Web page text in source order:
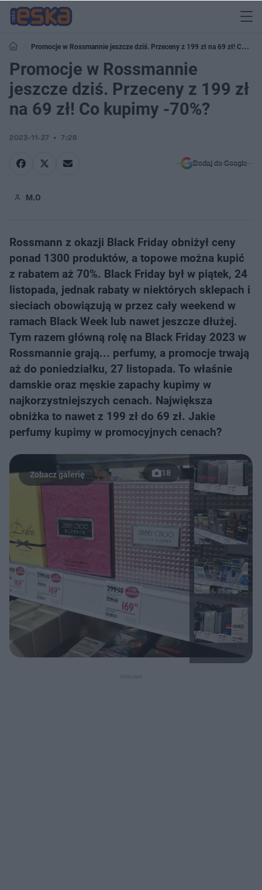
Promocje w Rossmannie jeszcze dziś. Przeceny z 199 zł na 69 zł! Co
kupimy -70%?
Promocje w Rossmannie
jeszcze dziś. Przeceny z 199 zł
na 69 zł! Co kupimy -70%?
2023-11-27 7:28
Dodaj do Google
M.O
Rossmann z okazji Black Friday obniżył ceny
ponad 1300 produktów, a topowe można kupić
z rabatem aż 70%. Black Friday był w piątek, 24
listopada, jednak rabaty w niektórych sklepach i
sieciach obowiązują w przez cały weekend w
ramach Black Week lub nawet jeszcze dłużej.
Tym razem główną rolę na Black Friday 2023 w
Rossmannie grają... perfumy, a promocje trwają
aż do poniedziałku, 27 listopada. To właśnie
damskie oraz męskie zapachy kupimy w
najkorzystniejszych cenach. Największa
obniżka to nawet z 199 zł do 69 zł. Jakie
perfumy kupimy w promocyjnych cenach?
18